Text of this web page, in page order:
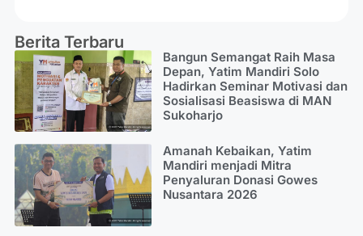
Berita Terbaru
Bangun Semangat Raih Masa
Depan, Yatim Mandiri Solo
Hadirkan Seminar Motivasi dan
Sosialisasi Beasiswa di MAN
Sukoharjo
Amanah Kebaikan, Yatim
Mandiri menjadi Mitra
Penyaluran Donasi Gowes
Nusantara 2026